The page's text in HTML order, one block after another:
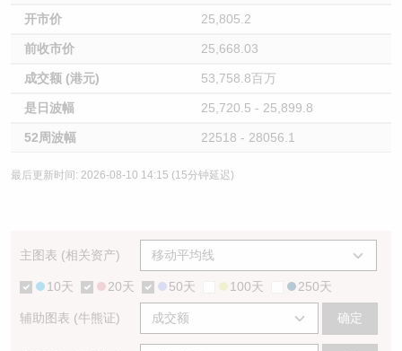
开市价 25,805.2
前收市价 25,668.03
成交额 (港元) 53,758.8百万
是日波幅 25,720.5 - 25,899.8
52周波幅 22518 - 28056.1
最后更新时间: 2026-08-10 14:15 (15分钟延迟)
主图表 (相关资产)
10天 20天 50天 100天 250天
辅助图表 (牛熊证) 确定